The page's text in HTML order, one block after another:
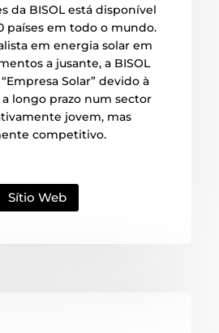
da BISOL está disponível
países em todo o mundo.
em energia solar em
a jusante, a BISOL
Solar” devido à
a longo prazo num sector
jovem, mas
competitivo.
Sítio Web